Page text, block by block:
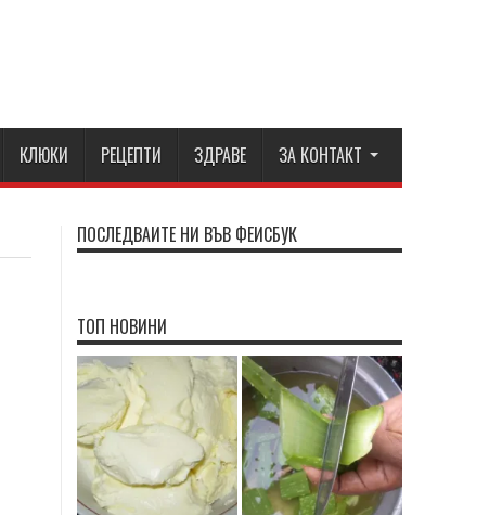
КЛЮКИ РЕЦЕПТИ ЗДРАВЕ ЗА КОНТАКТ
ПОСЛЕДВАЙТЕ НИ ВЪВ ФЕЙСБУК
ТОП НОВИНИ